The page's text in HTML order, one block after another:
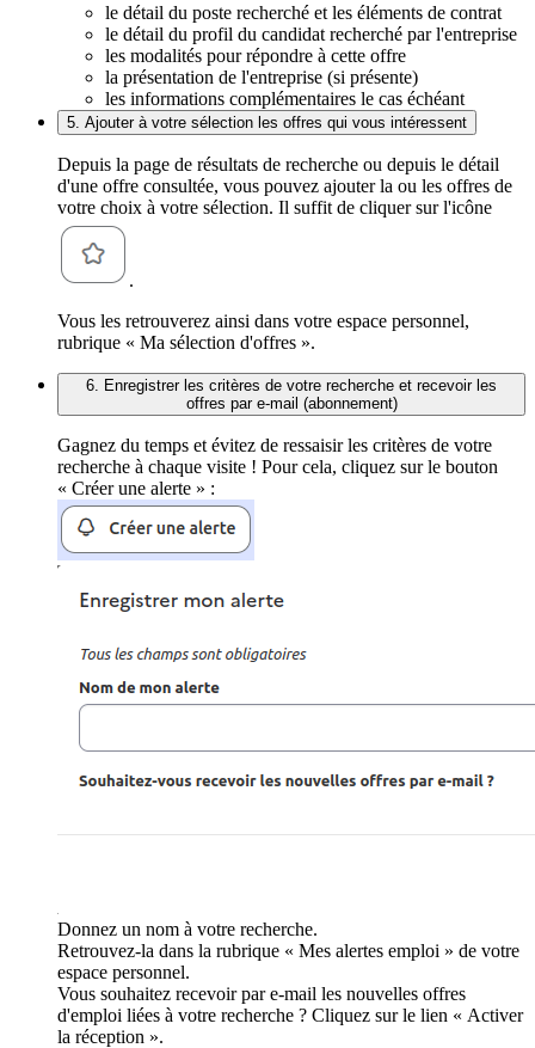
le détail du poste recherché et les éléments de contrat
le détail du profil du candidat recherché par l'entreprise
les modalités pour répondre à cette offre
la présentation de l'entreprise (si présente)
les informations complémentaires le cas échéant
5. Ajouter à votre sélection les offres qui vous intéressent
Depuis la page de résultats de recherche ou depuis le détail
d'une offre consultée, vous pouvez ajouter la ou les offres de
votre choix à votre sélection. Il suffit de cliquer sur l'icône
.
Vous les retrouverez ainsi dans votre espace personnel,
rubrique « Ma sélection d'offres ».
6. Enregistrer les critères de votre recherche et recevoir les
offres par e-mail (abonnement)
Gagnez du temps et évitez de ressaisir les critères de votre
recherche à chaque visite ! Pour cela, cliquez sur le bouton
« Créer une alerte » :
Donnez un nom à votre recherche.
Retrouvez-la dans la rubrique « Mes alertes emploi » de votre
espace personnel.
Vous souhaitez recevoir par e-mail les nouvelles offres
d'emploi liées à votre recherche ? Cliquez sur le lien « Activer
la réception ».